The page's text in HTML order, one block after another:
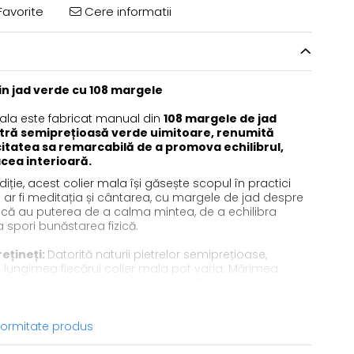
Cere informatii
jad verde cu 108 margele
este fabricat manual din 108 margele de jad
semiprețioasă verde uimitoare, renumită
sa remarcabilă de a promova echilibrul,
interioară.
acest colier mala își găsește scopul în practici
ar fi meditația și cântarea, cu margele de jad despre
au puterea de a calma mintea, de a echilibra
spori bunăstarea fizică.
Datorită naturii pietrelor semiprețioase,
lungimea fiecărui colier mala pot varia. Mărimea
produs